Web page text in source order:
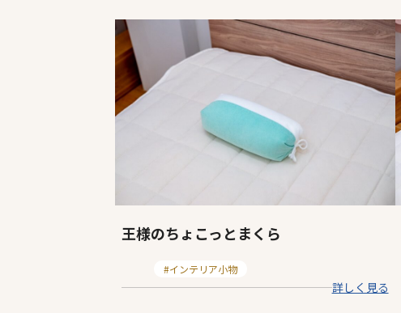
王様のちょこっとまくら
テ
インテリア小物
詳しく見る